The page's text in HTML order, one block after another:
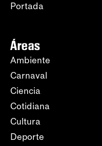
Portada
Áreas
Ambiente
Carnaval
Ciencia
Cotidiana
Cultura
Deporte